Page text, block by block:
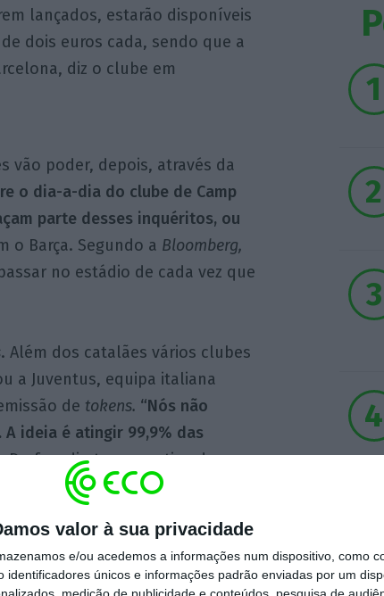
valor à sua privacidade
e/ou acedemos a informações num dispositivo, como
identificadores únicos e informações padrão enviadas por um
lançados, estarão disponíveis
dois euros cada, sendo que a
diz o clube em
vão poder, depois, através da
o dia-a-dia do clube de Camp
parte desses inquéritos, ou
o Barça. Segundo a Bloomberg,
no estádio de cada vez que
. Além dos catalães vários clubes
a Juventus, equipa italiana
de tokens. “Nós não
ideia é atingir 99,9% das
Drefus, diretor executivo do
permitirá “ desenvolver ações
na esfera digital, por forma